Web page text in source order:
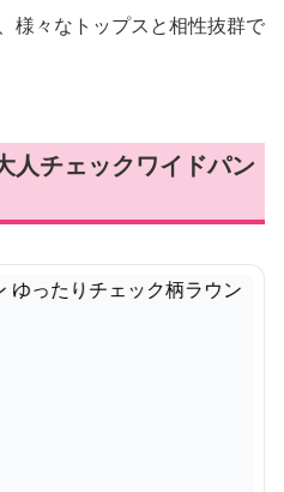
様々なトップスと相性抜群で
人チェックワイドパン